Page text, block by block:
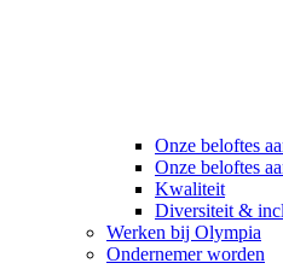
Onze beloftes
Onze beloftes
Kwaliteit
Diversiteit &
Werken bij Olympia
Ondernemer worden